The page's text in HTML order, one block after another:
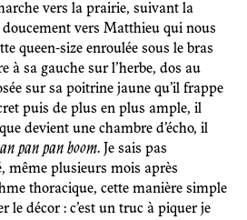
vers la prairie, suivant la
vers Matthieu qui nous
queen-size enroulée sous le bras
à sa gauche sur l’herbe, dos au
sur sa poitrine jaune qu’il frappe
puis de plus en plus ample, il
devient une chambre d’écho, il
pan pan boom. Je sais pas
même plusieurs mois après
thoracique, cette manière simple
le décor : c’est un truc à piquer je